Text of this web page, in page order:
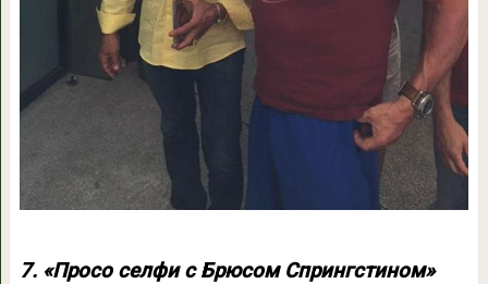
7. «Просо селфи с Брюсом Спрингстином»